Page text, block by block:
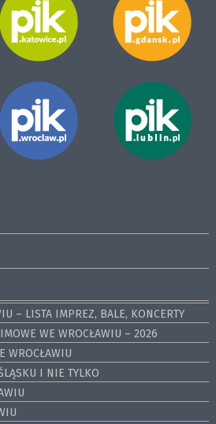
– LISTA IMPREZ, BALE, KONCERTY
WE WROCŁAWIU – 2026
WROCŁAWIU
I NIE TYLKO